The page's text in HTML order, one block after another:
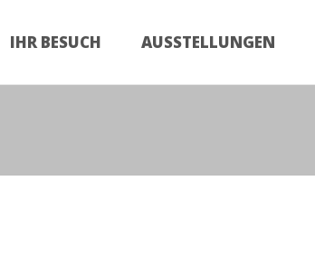
Inhalt
IHR BESUCH AUSSTELLUNGEN